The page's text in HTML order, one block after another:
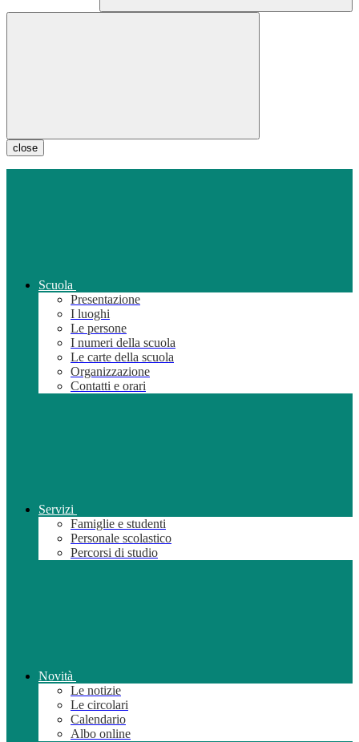
close
Scuola
Presentazione
I luoghi
Le persone
I numeri della scuola
Le carte della scuola
Organizzazione
Contatti e orari
Servizi
Famiglie e studenti
Personale scolastico
Percorsi di studio
Novità
Le notizie
Le circolari
Calendario
Albo online